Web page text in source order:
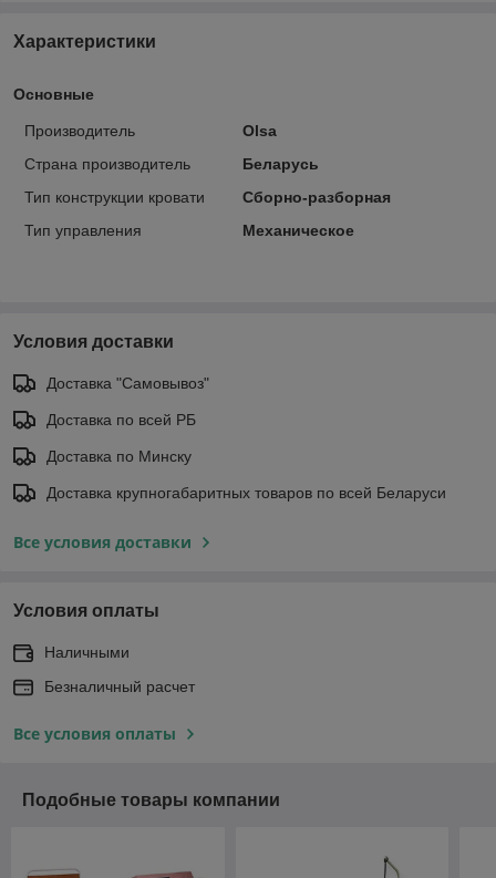
Характеристики
Основные
Производитель
Olsa
Страна производитель
Беларусь
Тип конструкции кровати
Сборно-разборная
Тип управления
Механическое
Условия доставки
Доставка "Самовывоз"
Доставка по всей РБ
Доставка по Минску
Доставка крупногабаритных товаров по всей Беларуси
Все условия доставки
Условия оплаты
Наличными
Безналичный расчет
Все условия оплаты
Подобные товары компании